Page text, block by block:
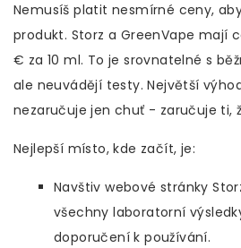
Nemusíš platit nesmírné ceny,
produkt. Storz a GreenVape mají
€ za 10 ml. To je srovnatelné s
ale neuvádějí testy. Největší
nezaručuje jen chuť - zaručuje ti,
Nejlepší místo, kde začít, je:
Navštiv webové stránky
všechny laboratorní
doporučení k používání.